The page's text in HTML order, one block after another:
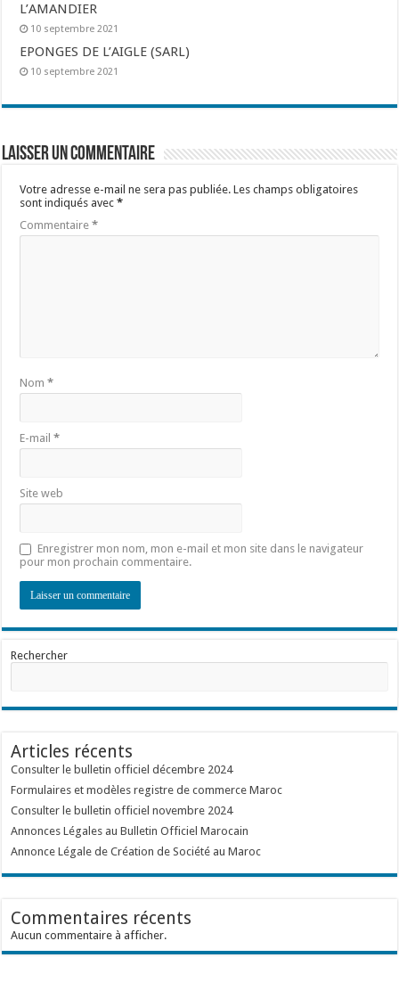
L’AMANDIER
10 septembre 2021
EPONGES DE L’AIGLE (SARL)
10 septembre 2021
Laisser un commentaire
Votre adresse e-mail ne sera pas publiée. Les champs obligatoires
sont indiqués avec*
Commentaire*
Nom*
E-mail*
Site web
Enregistrer mon nom, mon e-mail et mon site dans le navigateur
pour mon prochain commentaire.
Rechercher
Articles récents
Consulter le bulletin officiel décembre 2024
Formulaires et modèles registre de commerce Maroc
Consulter le bulletin officiel novembre 2024
Annonces Légales au Bulletin Officiel Marocain
Annonce Légale de Création de Société au Maroc
Commentaires récents
Aucun commentaire à afficher.